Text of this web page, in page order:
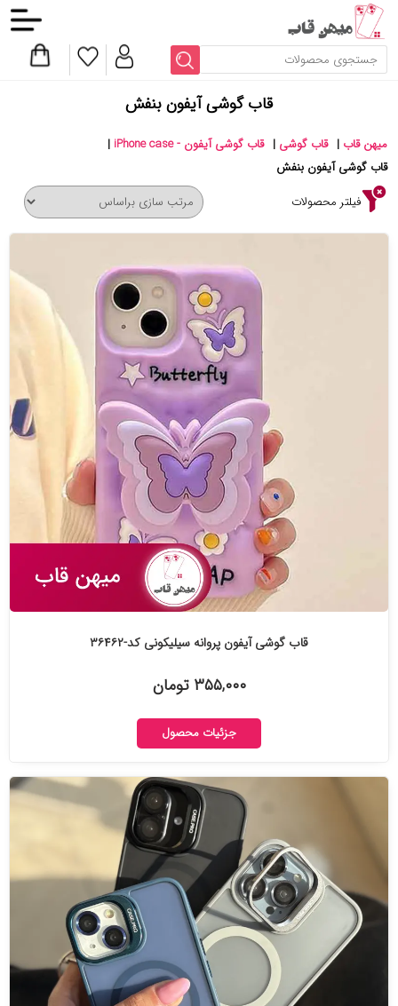
قاب گوشی آیفون بنفش
میهن قاب | قاب گوشی | قاب گوشی آیفون - iPhone case
|
قاب گوشی آیفون بنفش
فیلتر محصولات
قاب گوشی آیفون پروانه سیلیکونی کد-۳۶۴۶۲
۳۵۵,۰۰۰ تومان
جزئیات محصول